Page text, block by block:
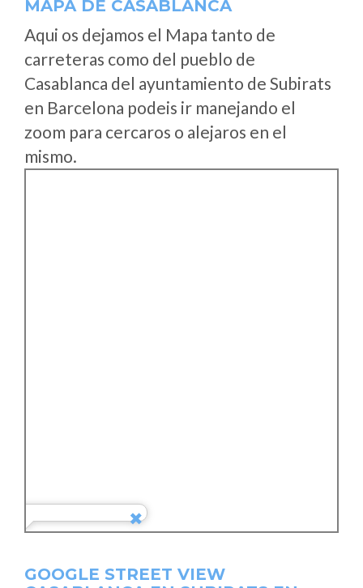
MAPA DE CASABLANCA
Aqui os dejamos el Mapa tanto de
carreteras como del pueblo de
Casablanca del ayuntamiento de Subirats
en Barcelona podeis ir manejando el
zoom para cercaros o alejaros en el
mismo.
GOOGLE STREET VIEW